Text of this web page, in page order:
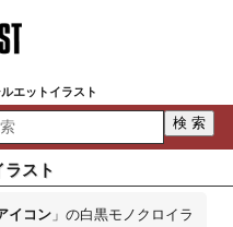
エットイラスト
ラスト
イコン」の白黒モノクロイラ